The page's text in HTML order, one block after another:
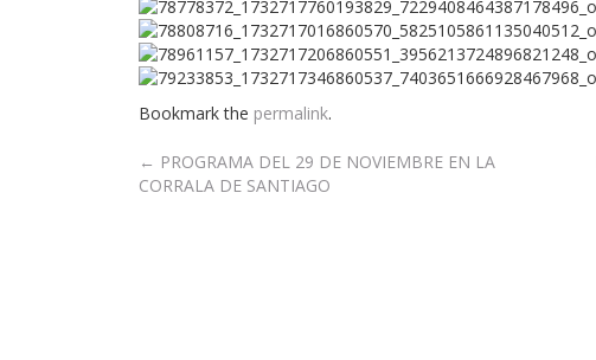
Bookmark the permalink.
Post
← PROGRAMA DEL 29 DE NOVIEMBRE EN LA
CORRALA DE SANTIAGO